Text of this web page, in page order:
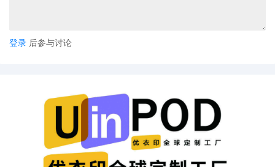
登录 后参与讨论